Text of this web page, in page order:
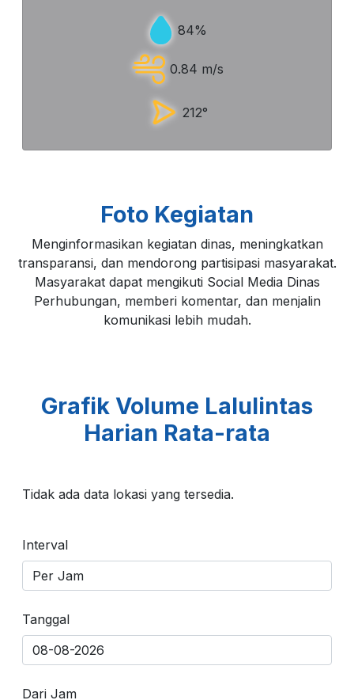
Simpang 3 Suge
Simpang 4 Toko Lili
Ruas Jalan Raya Siliwangi
Simpang 4 Sanghai
Ruas Jl Raya Aria Wiratanu Datar
Ruas Jl. Prof Moch Yamin
84%
0.84 m/s
212°
Foto Kegiatan
Menginformasikan kegiatan dinas, meningkatkan
transparansi, dan mendorong partisipasi masyarakat.
Masyarakat dapat mengikuti Social Media Dinas
Perhubungan, memberi komentar, dan menjalin
komunikasi lebih mudah.
Grafik Volume Lalulintas
Harian Rata-rata
Tidak ada data lokasi yang tersedia.
Interval
Tanggal
Dari Jam